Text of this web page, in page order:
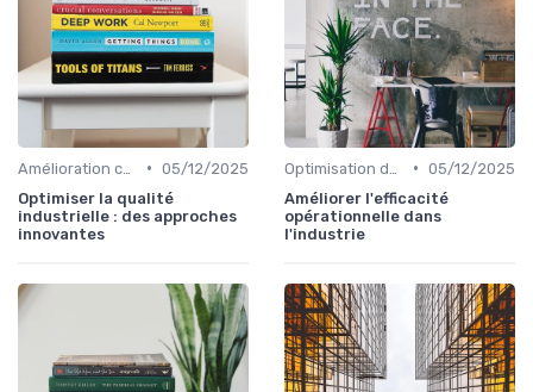
• 05/12/2025
Optimiser la qualité
industrielle : des approches
innovantes
• 05/12/2025
Améliorer l'efficacité
opérationnelle dans
l'industrie